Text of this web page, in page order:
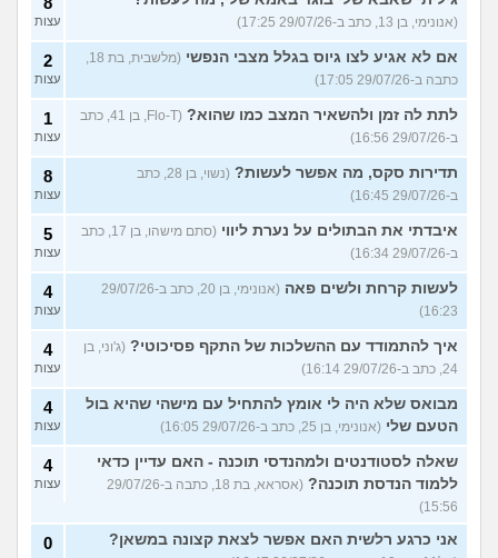
(אנונימי, בן 13, כתב ב-29/07/26 17:25) עצות
אם לא אגיע לצו גיוס בגלל מצבי הנפשי
(מלשבית, בת 18,
כתבה ב-29/07/26 17:05)
2
עצות
לתת לה זמן ולהשאיר המצב כמו שהוא?
(Flo-T, בן 41, כתב
ב-29/07/26 16:56)
1
עצות
תדירות סקס, מה אפשר לעשות?
(נשוי, בן 28, כתב
ב-29/07/26 16:45)
8
עצות
איבדתי את הבתולים על נערת ליווי
(סתם מישהו, בן 17, כתב
ב-29/07/26 16:34)
5
עצות
לעשות קרחת ולשים פאה
(אנונימי, בן 20, כתב ב-29/07/26
16:23)
4
עצות
איך להתמודד עם ההשלכות של התקף פסיכוטי? (ג'וני, בן
24, כתב ב-29/07/26 16:14)
4
עצות
מבואס שלא היה לי אומץ להתחיל עם מישהי שהיא בול
הטעם שלי (אנונימי, בן 25, כתב ב-29/07/26 16:05)
4
עצות
שאלה לסטודנטים ולמהנדסי תוכנה - האם עדיין כדאי
ללמוד הנדסת תוכנה?
(אסראא, בת 18, כתבה ב-29/07/26
15:56)
4
עצות
אני כרגע רלשית האם אפשר לצאת קצונה במשאן? 0